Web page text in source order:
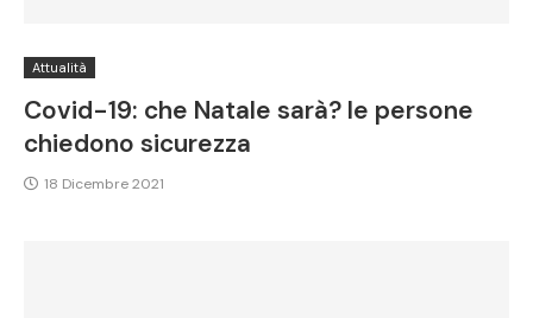
Attualità
Covid-19: che Natale sarà? le persone
chiedono sicurezza
18 Dicembre 2021